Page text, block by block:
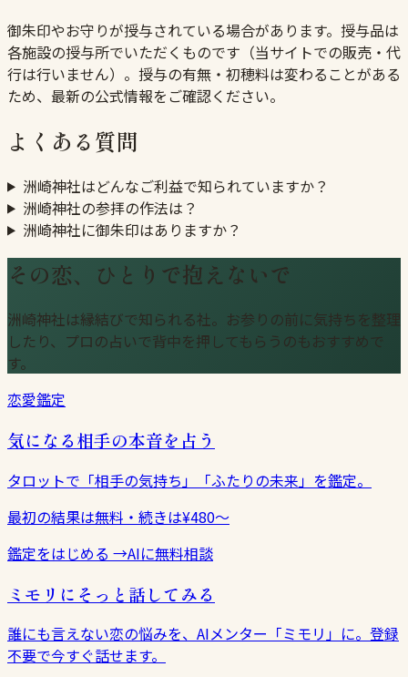
御朱印やお守りが授与されている場合があります。授与品は
各施設の授与所でいただくものです（当サイトでの販売・代
行は行いません）。授与の有無・初穂料は変わることがある
ため、最新の公式情報をご確認ください。
よくある質問
洲崎神社はどんなご利益で知られていますか？
洲崎神社の参拝の作法は？
洲崎神社に御朱印はありますか？
その恋、ひとりで抱えないで
洲崎神社は縁結びで知られる社。お参りの前に気持ちを整理
したり、プロの占いで背中を押してもらうのもおすすめで
す。
恋愛鑑定
気になる相手の本音を占う
タロットで「相手の気持ち」「ふたりの未来」を鑑定。
最初の結果は無料・続きは¥480〜
鑑定をはじめる →AIに無料相談
ミモリにそっと話してみる
誰にも言えない恋の悩みを、AIメンター「ミモリ」に。登録
不要で今すぐ話せます。